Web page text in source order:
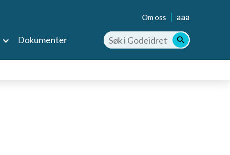
Om oss aaa
Dokumenter